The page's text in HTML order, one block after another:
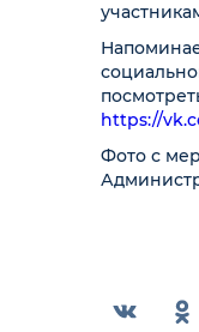
https://
Фото с